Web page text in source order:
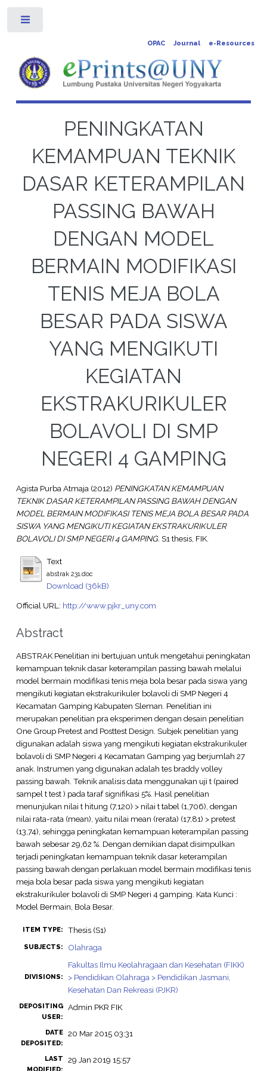
OPAC Journal e-Resources
PENINGKATAN
KEMAMPUAN TEKNIK
DASAR KETERAMPILAN
PASSING BAWAH
DENGAN MODEL
BERMAIN MODIFIKASI
TENIS MEJA BOLA
BESAR PADA SISWA
YANG MENGIKUTI
KEGIATAN
EKSTRAKURIKULER
BOLAVOLI DI SMP
NEGERI 4 GAMPING
Agista Purba Atmaja(2012) PENINGKATAN KEMAMPUAN
TEKNIK DASAR KETERAMPILAN PASSING BAWAH DENGAN
MODEL BERMAIN MODIFIKASI TENIS MEJA BOLA BESAR PADA
SISWA YANG MENGIKUTI KEGIATAN EKSTRAKURIKULER
BOLAVOLI DI SMP NEGERI 4 GAMPING. S1 thesis, FIK.
Text
abstrak 231.doc
Download (36kB)
Official URL: http://www.pjkr_uny.com
Abstract
ABSTRAK Penelitian ini bertujuan untuk mengetahui peningkatan
kemampuan teknik dasar keterampilan passing bawah melalui
model bermain modifikasi tenis meja bola besar pada siswa yang
mengikuti kegiatan ekstrakurikuler bolavoli di SMP Negeri 4
Kecamatan Gamping Kabupaten Sleman. Penelitian ini
merupakan penelitian pra eksperimen dengan desain penelitian
One Group Pretest and Posttest Design. Subjek penelitian yang
digunakan adalah siswa yang mengikuti kegiatan ekstrakurikuler
bolavoli di SMP Negeri 4 Kecamatan Gamping yag berjumlah 27
anak. Instrumen yang digunakan adalah tes braddy volley
passing bawah. Teknik analisis data menggunakan uji t (paired
sampel t test ) pada taraf signifikasi 5%. Hasil penelitian
menunjukan nilai t hitung (7,120) > nilai t tabel (1,706), dengan
nilai rata-rata (mean), yaitu nilai mean (rerata) (17,81) > pretest
(13,74), sehingga peningkatan kemampuan keterampilan passing
bawah sebesar 29,62 %. Dengan demikian dapat disimpulkan
terjadi peningkatan kemampuan teknik dasar keterampilan
passing bawah dengan perlakuan model bermain modifikasi tenis
meja bola besar pada siswa yang mengikuti kegiatan
ekstrakurikuler bolavoli di SMP Negeri 4 gamping. Kata Kunci :
Model Bermain, Bola Besar.
ITEM TYPE: Thesis (S1)
SUBJECTS: Olahraga
DIVISIONS:
Fakultas Ilmu Keolahragaan dan Kesehatan (FIKK)
> Pendidikan Olahraga > Pendidikan Jasmani,
Kesehatan Dan Rekreasi (PJKR)
DEPOSITING
USER:
Admin PKR FIK
DATE
DEPOSITED:
20 Mar 2015 03:31
LAST
29 Jan 2019 15:57